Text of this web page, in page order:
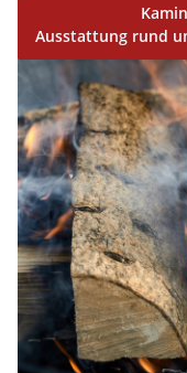
Ausstattung rund